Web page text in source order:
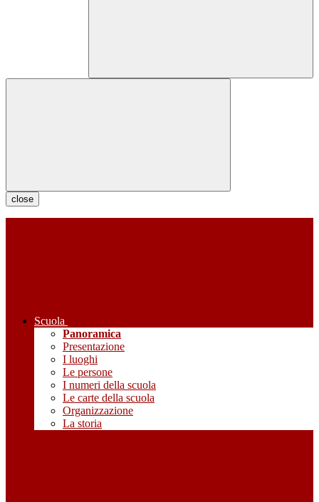
close
Scuola
Panoramica
Presentazione
I luoghi
Le persone
I numeri della scuola
Le carte della scuola
Organizzazione
La storia